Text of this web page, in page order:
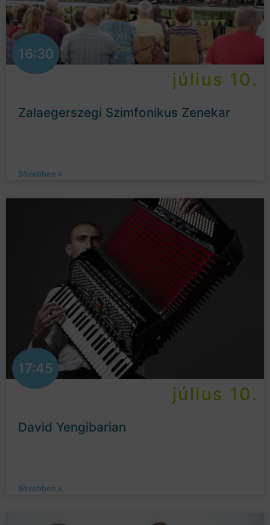
16:30
július 10.
Zalaegerszegi Szimfonikus Zenekar
Bővebben »
17:45
július 10.
David Yengibarian
Bővebben »